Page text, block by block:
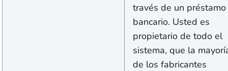
través de un préstamo
bancario. Usted es
propietario de todo el
sistema, que la
de los fabricantes